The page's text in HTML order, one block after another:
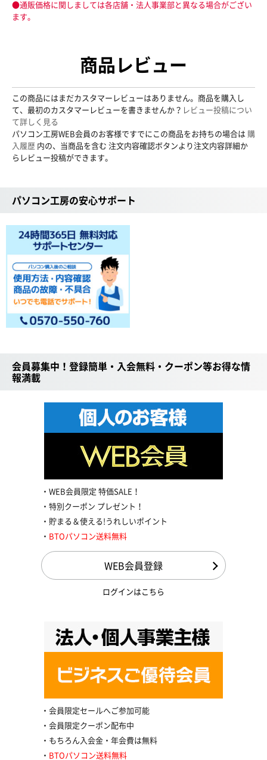
●通販価格に関しましては各店舗・法人事業部と異なる場合がござい
ます。
商品レビュー
この商品にはまだカスタマーレビューはありません。商品を購入し
て、最初のカスタマーレビューを書きませんか？ レビュー投稿につい
て詳しく見る
パソコン工房WEB会員のお客様ですでにこの商品をお持ちの場合は 購
入履歴 内の、当商品を含む 注文内容確認ボタンより注文内容詳細か
らレビュー投稿ができます。
パソコン工房の安心サポート
会員募集中！登録簡単・入会無料・クーポン等お得な情
報満載
WEB会員限定 特価SALE！
特別クーポン プレゼント！
貯まる＆使える!うれしいポイント
BTOパソコン送料無料
WEB会員登録
ログインはこちら
会員限定セールへご参加可能
会員限定クーポン配布中
もちろん入会金・年会費は無料
BTOパソコン送料無料